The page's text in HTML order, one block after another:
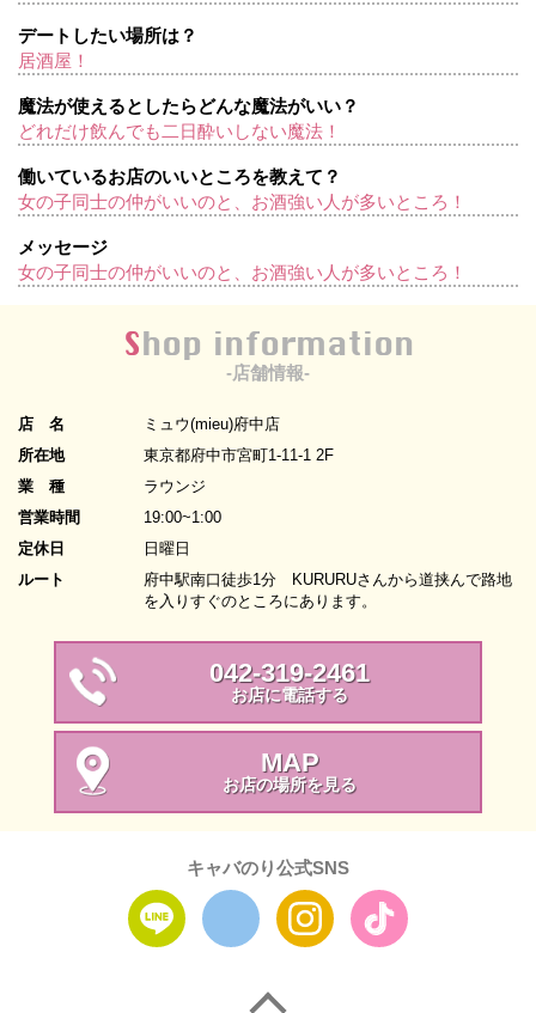
デートしたい場所は？
居酒屋！
魔法が使えるとしたらどんな魔法がいい？
どれだけ飲んでも二日酔いしない魔法！
働いているお店のいいところを教えて？
女の子同士の仲がいいのと、お酒強い人が多いところ！
メッセージ
女の子同士の仲がいいのと、お酒強い人が多いところ！
Shop information
-店舗情報-
店 名
ミュウ(mieu)府中店
所在地
東京都府中市宮町1-11-1 2F
業 種
ラウンジ
営業時間
19:00~1:00
定休日
日曜日
ルート
府中駅南口徒歩1分 KURURUさんから道挟んで路地
を入りすぐのところにあります。
042-319-2461
お店に電話する
MAP
お店の場所を見る
キャバのり公式SNS